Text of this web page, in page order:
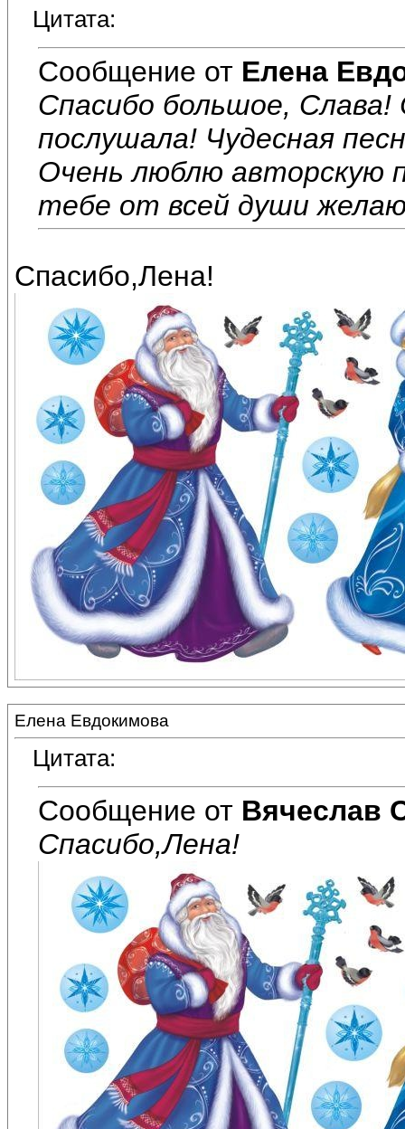
Цитата:
Сообщение от Елена
Спасибо большое,
послушала! Чудесная
Очень люблю авторскую
тебе от всей души
Спасибо,Лена!
Елена Евдокимова
Цитата:
Сообщение от Вячеслав
Спасибо,Лена!